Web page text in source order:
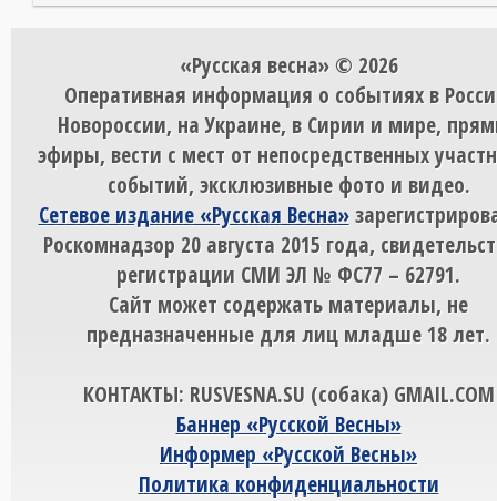
«Русская весна» © 2026
Оперативная информация о событиях в
Новороссии, на Украине, в Сирии и мире,
эфиры, вести с мест от непосредственных
событий, эксклюзивные фото и видео.
Сетевое издание «Русская Весна»
Роскомнадзор 20 августа 2015 года,
регистрации СМИ ЭЛ № ФС77 – 62791.
Сайт может содержать материалы, не
предназначенные для лиц младше 18 лет.
КОНТАКТЫ: RUSVESNA.SU (собака) GMAIL.COM
Баннер «Русской Весны»
Информер «Русской Весны»
Политика конфиденциальности